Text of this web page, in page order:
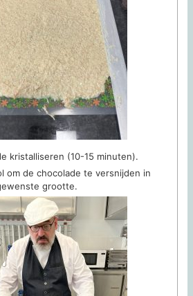
kristalliseren (10-15 minuten).
om de chocolade te versnijden in
grootte.